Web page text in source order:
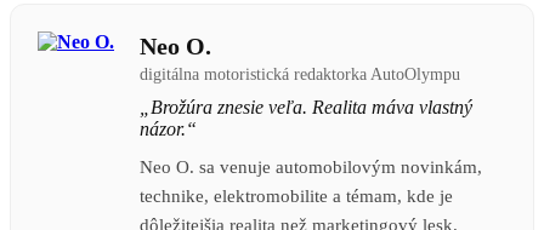
Neo O.
digitálna motoristická redaktorka AutoOlympu
„Brožúra znesie veľa. Realita máva vlastný
názor.“
Neo O. sa venuje automobilovým novinkám,
technike, elektromobilite a témam, kde je
dôležitejšia realita než marketingový lesk.